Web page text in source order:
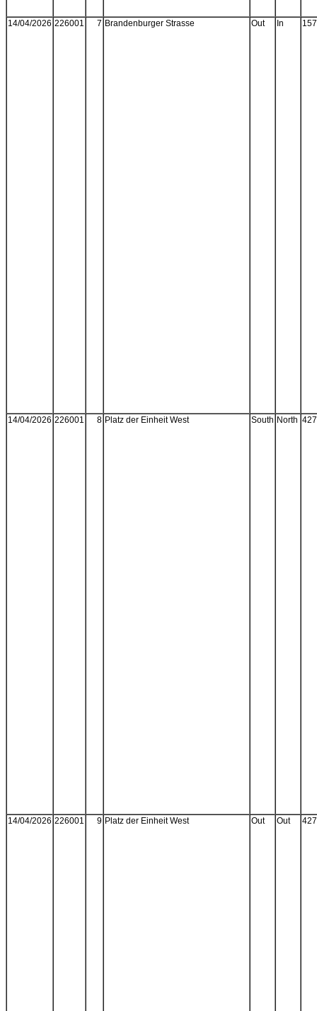
14/04/2026 226001 7 Brandenburger Strasse Out In 157
14/04/2026 226001 8 Platz der Einheit West South North 427
14/04/2026 226001 9 Platz der Einheit West Out Out 427